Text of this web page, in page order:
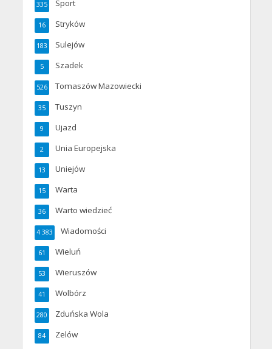
Sport
335
Stryków
16
Sulejów
183
Szadek
5
Tomaszów Mazowiecki
526
Tuszyn
35
Ujazd
9
Unia Europejska
2
Uniejów
13
Warta
15
Warto wiedzieć
36
Wiadomości
4 383
Wieluń
61
Wieruszów
53
Wolbórz
41
Zduńska Wola
280
Zelów
84